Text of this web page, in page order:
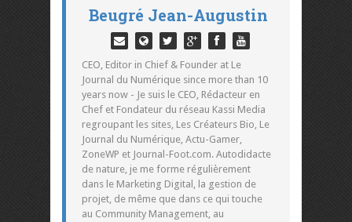
Beugré Jean-Augustin
CEO, Editor in Chief & Founder at Le
Journal du Numérique since more than 10
years now - Je suis le CEO, Rédacteur en
Chef et Fondateur du réseau Kassi Media
regroupant les sites, Les Créateurs Bio, Le
Journal du Numérique, Actu-Gamer,
ZoneWP et Journal-Foot.com. Autodidacte
de nature, je me forme régulièrement
dans le Marketing Digital, la gestion de
projet, de même que dans ce qui touche
au Community Management, au